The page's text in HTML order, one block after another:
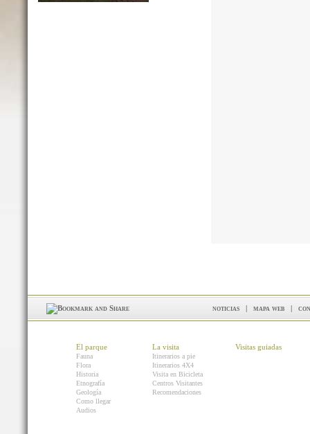
noticias | mapa web |
El parque
Fauna
Flora
Historia
Etnografía
Geología
Como llegar
Audios
La visita
Itinerarios a pie
Itinerarios 4X4
Visita en Bicicleta
Centros Visitantes
Recomendaciones
Visitas guiadas